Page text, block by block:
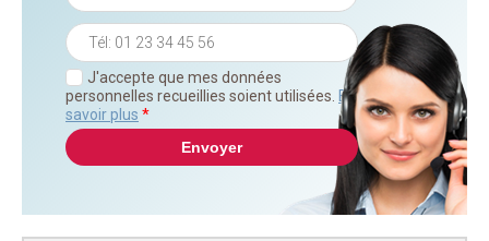
J'accepte que mes données
personnelles recueillies soient utilisées. En
savoir plus *